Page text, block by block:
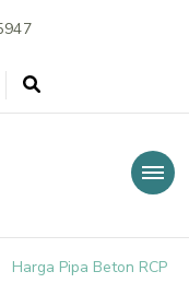
Harga Pipa Beton RCP